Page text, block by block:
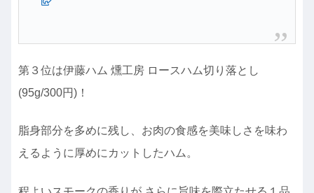
第３位は伊藤ハム 燻工房 ロースハム切り落とし
(95g/300円)！
脂身部分を多めに残し、お肉の食感を美味しさを味わ
えるように厚めにカットしたハム。